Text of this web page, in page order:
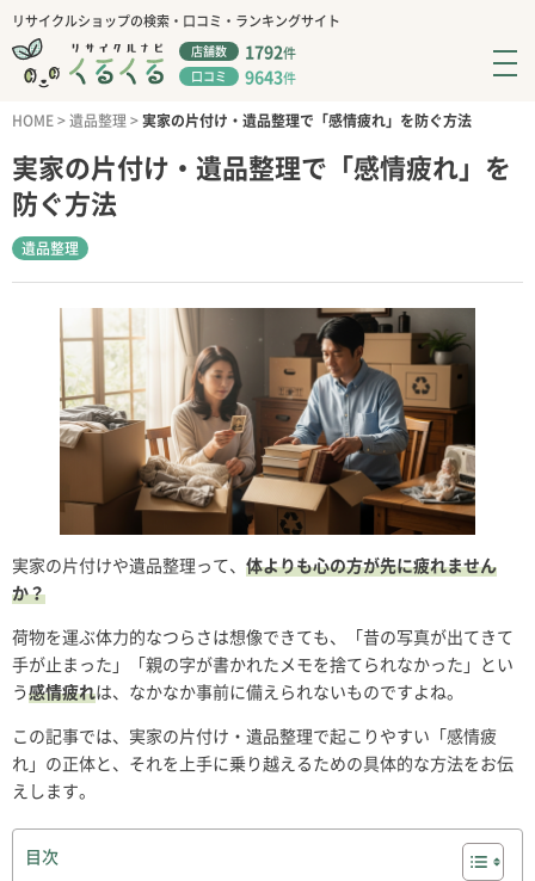
リサイクルショップの検索・口コミ・ランキングサイト
店舗数 1792件
口コミ 9643件
HOME>遺品整理>実家の片付け・遺品整理で「感情疲れ」を防ぐ方法
実家の片付け・遺品整理で「感情疲れ」を
防ぐ方法
遺品整理
実家の片付けや遺品整理って、 体よりも心の方が先に疲れません
か？
荷物を運ぶ体力的なつらさは想像できても、「昔の写真が出てきて
手が止まった」「親の字が書かれたメモを捨てられなかった」とい
う感情疲れは、なかなか事前に備えられないものですよね。
この記事では、実家の片付け・遺品整理で起こりやすい「感情疲
れ」の正体と、それを上手に乗り越えるための具体的な方法をお伝
えします。
目次